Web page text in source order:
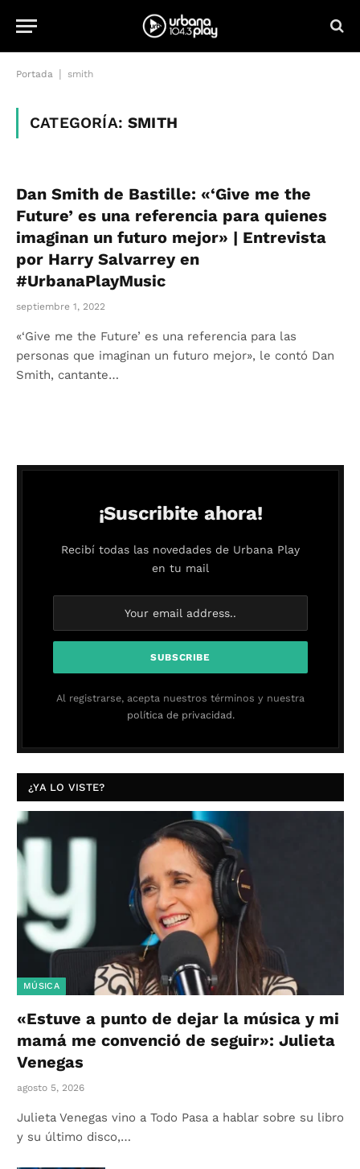
Portada smith
CATEGORÍA:SMITH
Dan Smith de Bastille: «‘Give me the
Future’ es una referencia para quienes
imaginan un futuro mejor» | Entrevista
por Harry Salvarrey en
#UrbanaPlayMusic
septiembre 1, 2022
«‘Give me the Future’ es una referencia para las
personas que imaginan un futuro mejor», le contó Dan
Smith, cantante…
¡Suscribite ahora!
Recibí todas las novedades de Urbana Play
en tu mail
Al registrarse, acepta nuestros términos y nuestra
política de privacidad.
¿YA LO VISTE?
MÚSICA
«Estuve a punto de dejar la música y mi
mamá me convenció de seguir»: Julieta
Venegas
agosto 5, 2026
Julieta Venegas vino a Todo Pasa a hablar sobre su libro
y su último disco,…